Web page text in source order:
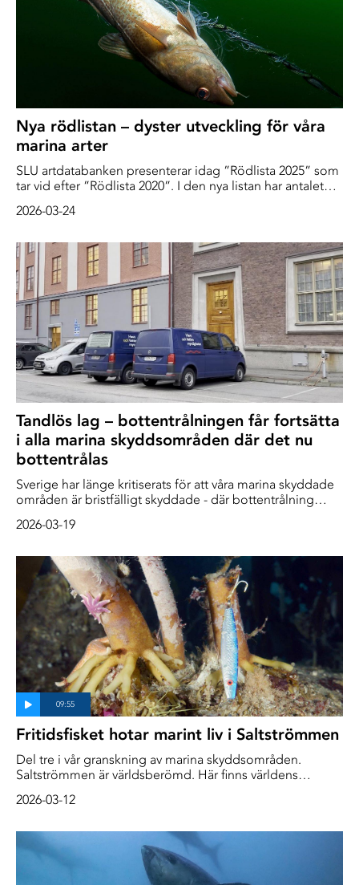
Nya rödlistan – dyster utveckling för våra
marina arter
SLU artdatabanken presenterar idag ”Rödlista 2025” som
tar vid efter ”Rödlista 2020”. I den nya listan har antalet
746 till 5 217 arter. Antalet hotade arter har ökat från 2 249
2026-03-24
Tandlös lag – bottentrålningen får fortsätta
i alla marina skyddsområden där det nu
bottentrålas
Sverige har länge kritiserats för att våra marina skyddade
områden är bristfälligt skyddade - där bottentrålning
marina nationalpark. Men från och med 1:a juli i år har vi
områden.
2026-03-19
Fritidsfisket hotar marint liv i Saltströmmen
Del tre i vår granskning av marina skyddsområden.
Saltströmmen är världsberömd. Här finns världens
vilket har lockat fritidsfiskare från hela världen. Men
ett ökat fisketryck från fritidsfiskare.
2026-03-12